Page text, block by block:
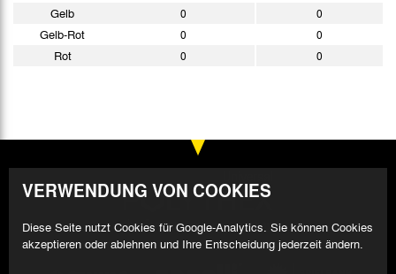
Gelb 0 0
Gelb-Rot 0 0
Rot 0 0
VERWENDUNG VON COOKIES
Diese Seite nutzt Cookies für Google-Analytics. Sie können Cookies
akzeptieren oder ablehnen und Ihre Entscheidung jederzeit ändern.